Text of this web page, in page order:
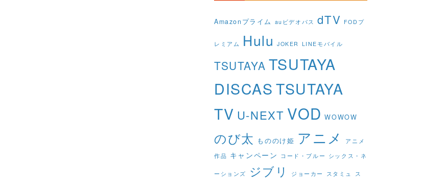
Amazonプライム auビデオパス dTV FODプ
レミアム Hulu JOKER LINEモバイル
TSUTAYA TSUTAYA
DISCAS TSUTAYA
TV U-NEXT VOD WOWOW
のび太 もののけ姫 アニメ
アニメ
作品 キャンペーン コード・ブルー シックス・ネ
ーションズ ジブリ ジョーカー スタミュ ス